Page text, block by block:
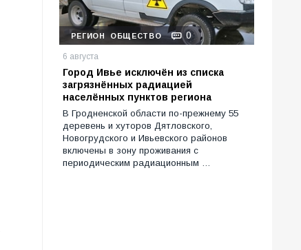
РЕГИОН ОБЩЕСТВО 0
6 августа
Город Ивье исключён из списка
загрязнённых радиацией
населённых пунктов региона
В Гродненской области по-прежнему 55
деревень и хуторов Дятловского,
Новогрудского и Ивьевского районов
включены в зону проживания с
периодическим радиационным …